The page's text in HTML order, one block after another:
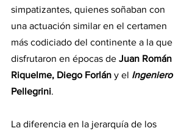
simpatizantes, quienes soñaban con
una actuación similar en el certamen
más codiciado del continente a la que
disfrutaron en épocas de Juan Román
Riquelme, Diego Forlán y el Ingeniero
Pellegrini.
La diferencia en la jerarquía de los